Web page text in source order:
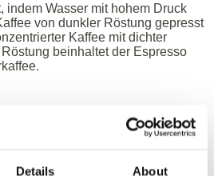
Details About
indem Wasser mit hohem Druck
von dunkler Röstung gepresst
Kaffee mit dichter
beinhaltet der Espresso